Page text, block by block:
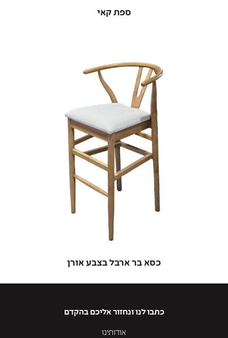
ספת קאי
כסא בר ארבל בצבע אורן
כתבו לנו ונחזור אליכם בהקדם
אודותינו